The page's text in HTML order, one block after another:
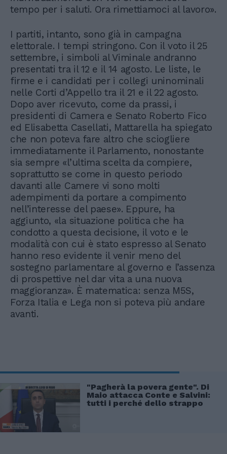
tempo per i saluti. Ora rimettiamoci al lavoro».
I partiti, intanto, sono già in campagna
elettorale. I tempi stringono. Con il voto il 25
settembre, i simboli al Viminale andranno
presentati tra il 12 e il 14 agosto. Le liste, le
firme e i candidati per i collegi uninominali
nelle Corti d’Appello tra il 21 e il 22 agosto.
Dopo aver ricevuto, come da prassi, i
presidenti di Camera e Senato Roberto Fico
ed Elisabetta Casellati, Mattarella ha spiegato
che non poteva fare altro che sciogliere
immediatamente il Parlamento, nonostante
sia sempre «l’ultima scelta da compiere,
soprattutto se come in questo periodo
davanti alle Camere vi sono molti
adempimenti da portare a compimento
nell’interesse del paese». Eppure, ha
aggiunto, «la situazione politica che ha
condotto a questa decisione, il voto e le
modalità con cui è stato espresso al Senato
hanno reso evidente il venir meno del
sostegno parlamentare al governo e l’assenza
di prospettive nel dar vita a una nuova
maggioranza». È matematica: senza M5S,
Forza Italia e Lega non si poteva più andare
avanti.
"Pagherà la povera gente". Di
Maio attacca Conte e Salvini:
tutti i perché dello strappo